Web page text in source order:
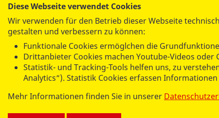
Die Broschüre wird vom Paritätischen
Per E-Mail
versenden
Diese Webseite verwendet Cookies
Wir verwenden für den Betrieb dieser Webseite
gestalten und verbessern zu können:
Funktionale Cookies ermöglchen die
Drittanbieter Cookies machen Youtube-Videos oder
Statistik- und Tracking-Tools helfen uns, zu
Analytics“). Statistik Cookies erfassen
Mehr Informationen finden Sie in unserer